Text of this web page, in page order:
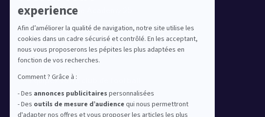
Collection Nike Academy 25
Nike Kitbuilder | Tenues 100%
personnalisées pour les clubs
Notre offre dédiée au sport
amateur
Equipez votre club de football
Equipez votre club de basket
Equipez votre club de running